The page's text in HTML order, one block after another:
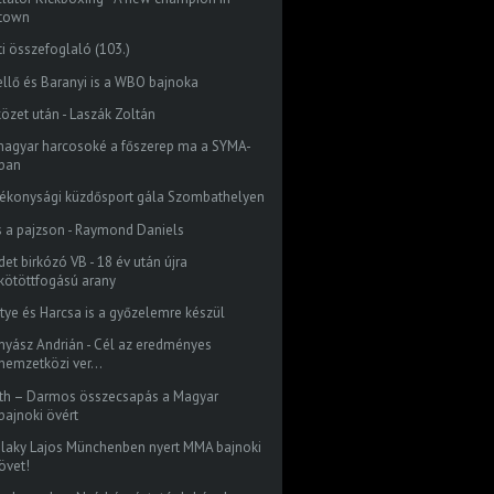
összefoglaló (103.)
és Baranyi is a WBO bajnoka
után - Laszák Zoltán
harcosoké a főszerep ma a SYMA-
küzdősport gála Szombathelyen
a pajzson - Raymond Daniels
birkózó VB - 18 év után újra
arany
és Harcsa is a győzelemre készül
Andrián - Cél az eredményes
ver...
– Darmos összecsapás a Magyar
övért
Lajos Münchenben nyert MMA bajnoki